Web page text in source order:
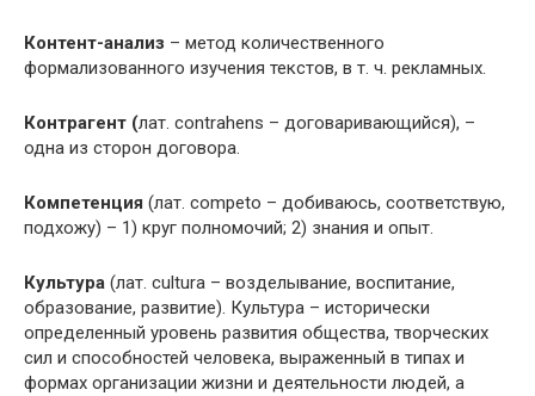
Контент-анализ – метод количественного
формализованного изучения текстов, в т. ч. рекламных.
Контрагент (лат. contrahens – договаривающийся), –
одна из сторон договора.
Компетенция (лат. competo – добиваюсь, соответствую,
подхожу) – 1) круг полномочий; 2) знания и опыт.
Культура (лат. сultura – возделывание, воспитание,
образование, развитие). Культура – исторически
определенный уровень развития общества, творческих
сил и способностей человека, выраженный в типах и
формах организации жизни и деятельности людей, а